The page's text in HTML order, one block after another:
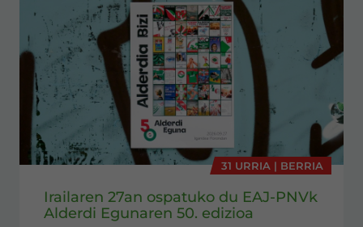
31 URRIA | BERRIA
Irailaren 27an ospatuko du EAJ-PNVk
Alderdi Egunaren 50. edizioa